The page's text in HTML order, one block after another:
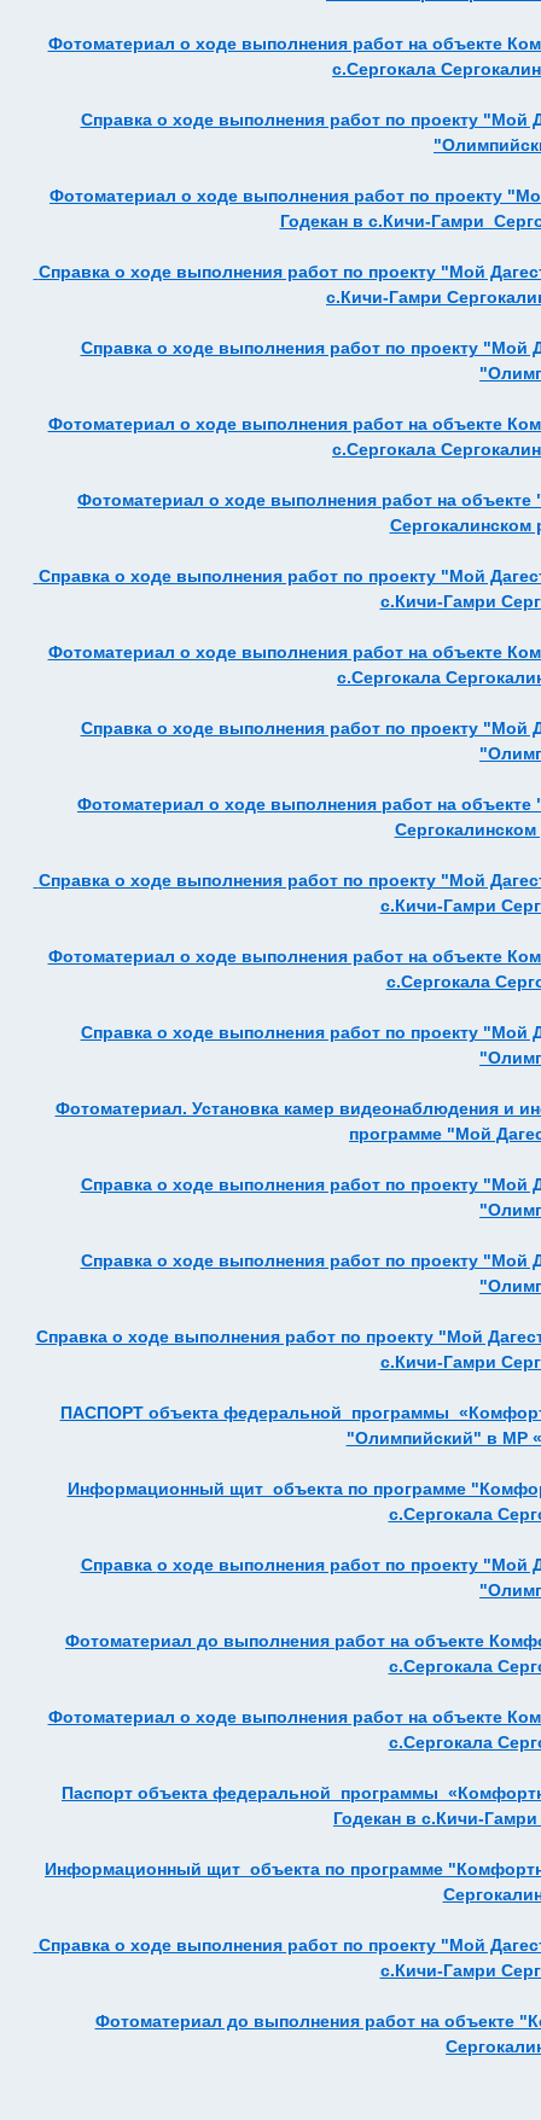
Фотоматериал о ходе выполнения работ на объекте
с.Сергокала
Справка о ходе выполнения работ по проекту "Мой
Фотоматериал о ходе выполнения работ по проекту
Годекан в с.Кичи-Гамри
Справка о ходе выполнения работ по проекту "Мой
с.Кичи-Гамри
Справка о ходе выполнения работ по проекту "Мой
Фотоматериал о ходе выполнения работ на объекте
с.Сергокала
Фотоматериал о ходе выполнения работ на
Сергокалинском
Справка о ходе выполнения работ по проекту "Мой
с.Кичи-Гамри
Фотоматериал о ходе выполнения работ на объекте
с.Сергокала
Справка о ходе выполнения работ по проекту "Мой
Фотоматериал о ходе выполнения работ на
Сергокалинском
Справка о ходе выполнения работ по проекту "Мой
с.Кичи-Гамри
Фотоматериал о ходе выполнения работ на объекте
с.Сергокала
Справка о ходе выполнения работ по проекту "Мой
Фотоматериал. Установка камер видеонаблюдения и
программе "Мой
Справка о ходе выполнения работ по проекту "Мой
Справка о ходе выполнения работ по проекту "Мой
Справка о ходе выполнения работ по проекту "Мой
с.Кичи-Гамри
ПАСПОРТ объекта федеральной программы
"Олимпийский" в МР
Информационный щит объекта по программе
с.Сергокала
Справка о ходе выполнения работ по проекту "Мой
Фотоматериал до выполнения работ на объекте
с.Сергокала
Фотоматериал о ходе выполнения работ на объекте
с.Сергокала
Паспорт объекта федеральной программы
Годекан в с.Кичи-
Информационный щит объекта по программе
Справка о ходе выполнения работ по проекту "Мой
с.Кичи-Гамри
Фотоматериал до выполнения работ на объекте